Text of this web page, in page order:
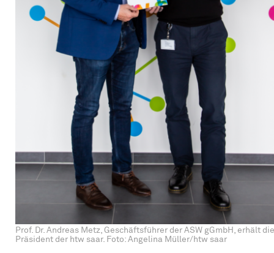
Prof. Dr. Andreas Metz, Geschäftsführer der ASW gGmbH, erhält
Präsident der htw saar. Foto: Angelina Müller/htw saar